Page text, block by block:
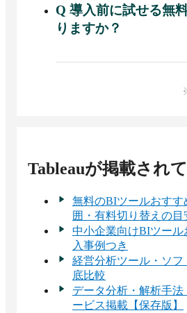
Tableau Viewerは、作成
覧・インタラクションを
スにも接続できます。
また、Tableauのコネクタ
ートナーとの連携を通じ
おり、Tableau Desktopや
表示に切り替えて利用可
に応じた言語が自動選択
Q 導入前に試せる無
りますか？
A Tableauは、Tableau
Tableau Desktopは14日
Tableauが掲載され
無料のBIツールおすす
囲・有料切り替えの目
中小企業向けBIツー
入事例つき
経営分析ツール・ソフ
底比較
データ分析・解析手法
ービス掲載【保存版】